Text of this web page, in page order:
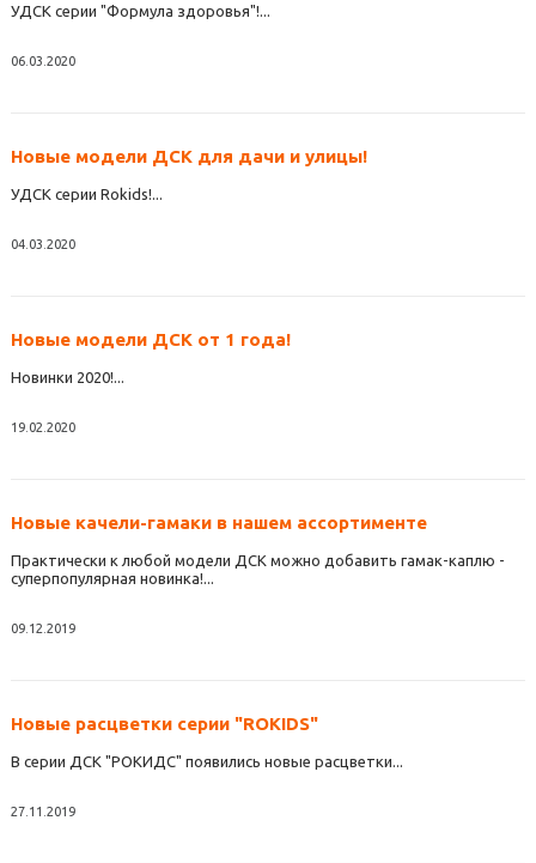
УДСК серии "Формула здоровья"!...
06.03.2020
Новые модели ДСК для дачи и улицы!
УДСК серии Rokids!...
04.03.2020
Новые модели ДСК от 1 года!
Новинки 2020!...
19.02.2020
Новые качели-гамаки в нашем ассортименте
Практически к любой модели ДСК можно добавить гамак-каплю -
суперпопулярная новинка!...
09.12.2019
Новые расцветки серии "ROKIDS"
В серии ДСК "РОКИДС" появились новые расцветки...
27.11.2019